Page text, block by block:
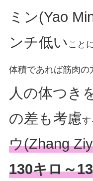
ミン(Yao
ンチ低い こと
体積であれば筋肉の
人の体つき
の差も考慮す
ウ(Zhang
130キロ～